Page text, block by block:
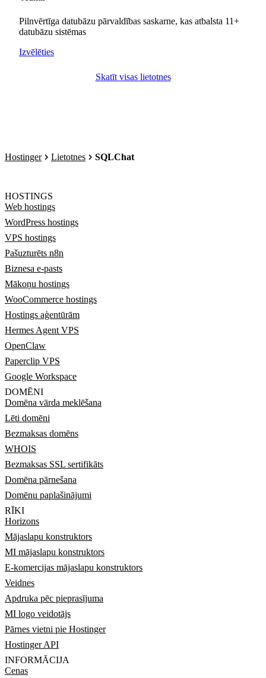
Pilnvērtīga datubāzu pārvaldības saskarne, kas atbalsta 11+
datubāzu sistēmas
Izvēlēties
Skatīt visas lietotnes
Hostinger Lietotnes SQLChat
HOSTINGS
Web hostings
WordPress hostings
VPS hostings
Pašuzturēts n8n
Biznesa e-pasts
Mākoņu hostings
WooCommerce hostings
Hostings aģentūrām
Hermes Agent VPS
OpenClaw
Paperclip VPS
Google Workspace
DOMĒNI
Domēna vārda meklēšana
Lēti domēni
Bezmaksas domēns
WHOIS
Bezmaksas SSL sertifikāts
Domēna pārnešana
Domēnu paplašinājumi
RĪKI
Horizons
Mājaslapu konstruktors
MI mājaslapu konstruktors
E-komercijas mājaslapu konstruktors
Veidnes
Apdruka pēc pieprasījuma
MI logo veidotājs
Pārnes vietni pie Hostinger
Hostinger API
INFORMĀCIJA
Cenas